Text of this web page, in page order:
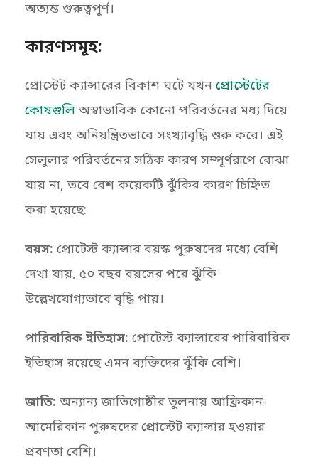
অত্যন্ত গুরুত্বপূর্ণ।
কারণসমূহ:
প্রোস্টেট ক্যান্সারের বিকাশ ঘটে যখন প্রোস্টেটের
কোষগুলি অস্বাভাবিক কোনো পরিবর্তনের মধ্য দিয়ে
যায় এবং অনিয়ন্ত্রিতভাবে সংখ্যাবৃদ্ধি শুরু করে। এই
সেলুলার পরিবর্তনের সঠিক কারণ সম্পূর্ণরূপে বোঝা
যায় না, তবে বেশ কয়েকটি ঝুঁকির কারণ চিহ্নিত
করা হয়েছে:
বয়স: প্রোটেস্ট ক্যান্সার বয়স্ক পুরুষদের মধ্যে বেশি
দেখা যায়, ৫০ বছর বয়সের পরে ঝুঁকি
উল্লেখযোগ্যভাবে বৃদ্ধি পায়।
পারিবারিক ইতিহাস: প্রোটেস্ট ক্যান্সারের পারিবারিক
ইতিহাস রয়েছে এমন ব্যক্তিদের ঝুঁকি বেশি।
জাতি: অন্যান্য জাতিগোষ্ঠীর তুলনায় আফ্রিকান-
আমেরিকান পুরুষদের প্রোস্টেট ক্যান্সার হওয়ার
প্রবণতা বেশি।